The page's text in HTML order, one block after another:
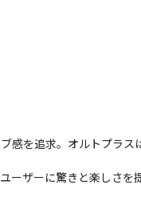
感を追求。オルトプラ
ーザーに驚きと楽しさを